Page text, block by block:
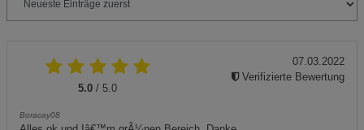
5.0 / 5.0
Boracay08
07.03.2022
Verifizierte Bewertung